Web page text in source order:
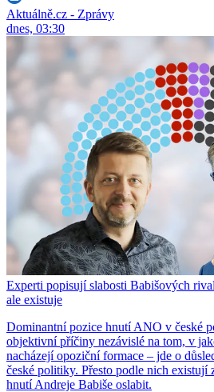
Aktuálně.cz - Zprávy
dnes, 03:30
Experti popisují slabosti Babišových
ale existuje
Dominantní pozice hnutí ANO v české
objektivní příčiny nezávislé na tom, v
nacházejí opoziční formace – jde o
české politiky. Přesto podle nich existují
hnutí Andreje Babiše oslabit.